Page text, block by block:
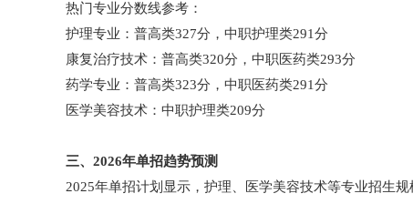
热门专业分数线参考：
护理专业：普高类327分，中职护理类291分
康复治疗技术：普高类320分，中职医药类293分
药学专业：普高类323分，中职医药类291分
医学美容技术：中职护理类209分
三、2026年单招趋势预测
2025年单招计划显示，护理、医学美容技术等专业招生